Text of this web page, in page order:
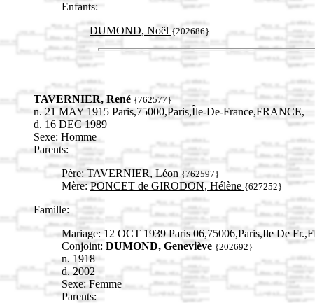
Enfants:
DUMOND, Noël {202686}
TAVERNIER, René {762577}
n. 21 MAY 1915 Paris,75000,Paris,Île-De-France,FRANCE,
d. 16 DEC 1989
Sexe: Homme
Parents:
Père: TAVERNIER, Léon {762597}
Mère:PONCET de GIRODON, Hélène {627252}
Famille:
Mariage: 12 OCT 1939 Paris 06,75006,Paris,Ile De
Conjoint: DUMOND, Geneviève {202692}
n. 1918
d. 2002
Sexe: Femme
Parents: